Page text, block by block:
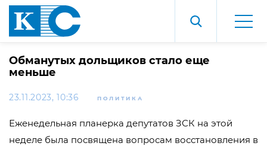
Обманутых дольщиков стало еще
меньше
23.11.2023, 10:36 ПОЛИТИКА
Еженедельная планерка депутатов ЗСК на этой
неделе была посвящена вопросам восстановления в